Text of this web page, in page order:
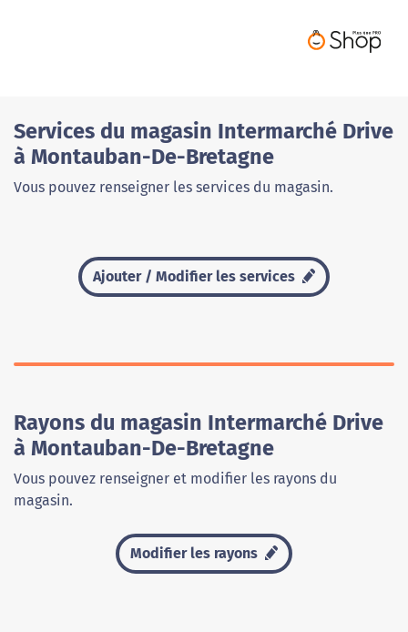
Services du magasin Intermarché Drive
à Montauban-De-Bretagne
Vous pouvez renseigner les services du magasin.
Ajouter / Modifier les services
Rayons du magasin Intermarché Drive
à Montauban-De-Bretagne
Vous pouvez renseigner et modifier les rayons du
magasin.
Modifier les rayons